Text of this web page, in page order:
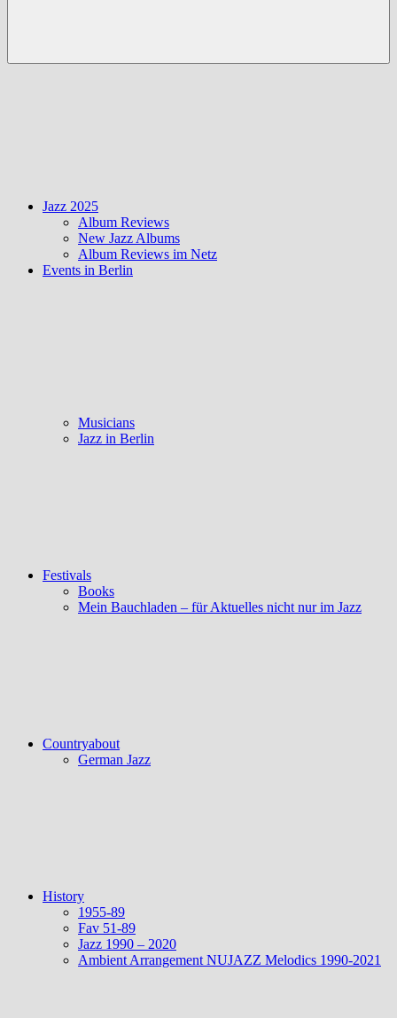
Jazz 2025
Album Reviews
New Jazz Albums
Album Reviews im Netz
Events in Berlin
Musicians
Jazz in Berlin
Festivals
Books
Mein Bauchladen – für Aktuelles nicht nur im Jazz
Countryabout
German Jazz
History
1955-89
Fav 51-89
Jazz 1990 – 2020
Ambient Arrangement NUJAZZ Melodics 1990-2021